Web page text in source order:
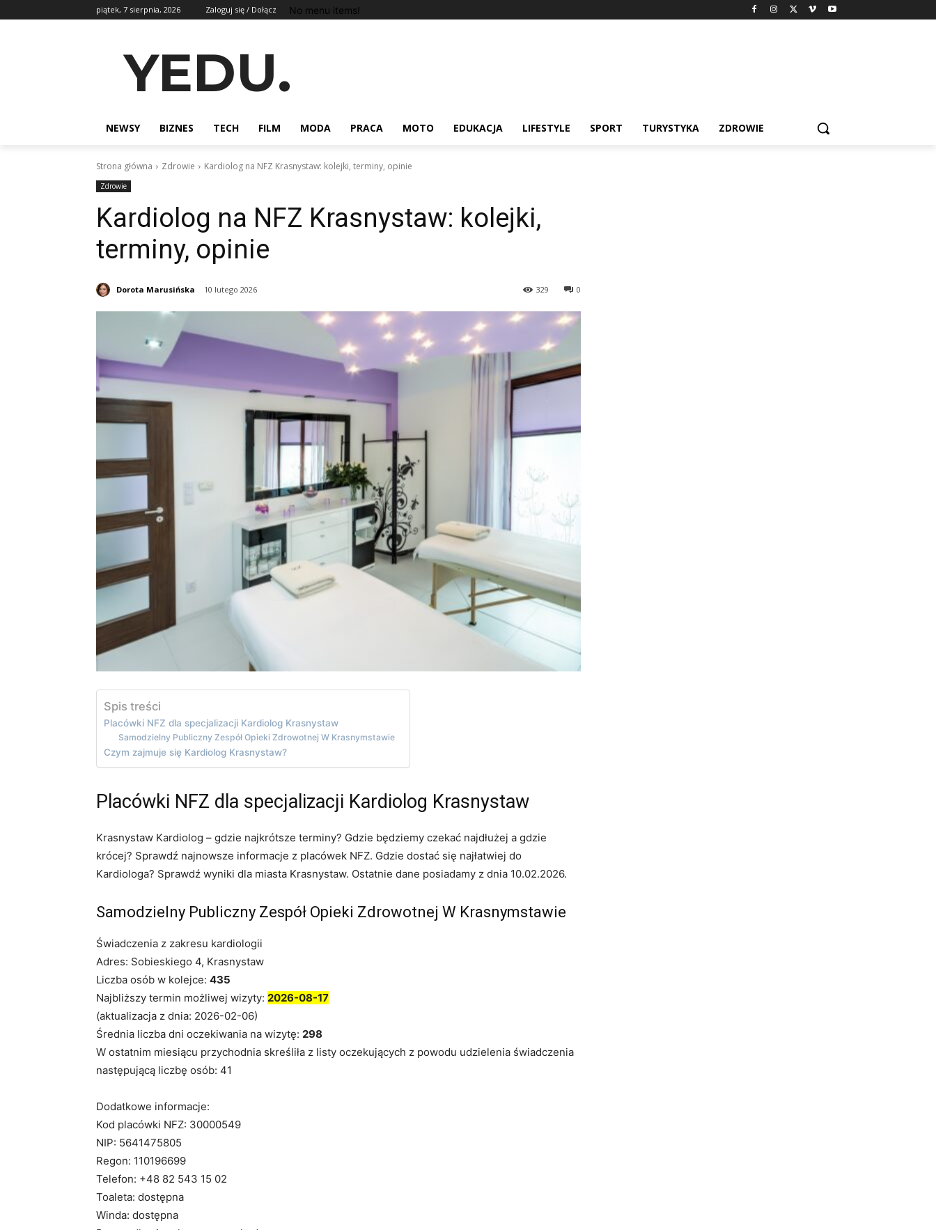
piątek, 7 sierpnia, 2026 Zaloguj się / Dołącz No menu items!
YEDU.
NEWSY BIZNES TECH FILM MODA PRACA MOTO EDUKACJA LIFESTYLE SPORT TURYSTYKA ZDROWIE
Strona główna Zdrowie Kardiolog na NFZ Krasnystaw: kolejki, terminy, opinie
Zdrowie
Kardiolog na NFZ Krasnystaw: kolejki,
terminy, opinie
Dorota Marusińska 10 lutego 2026 0
329
Spis treści
Placówki NFZ dla specjalizacji Kardiolog Krasnystaw
Samodzielny Publiczny Zespół Opieki Zdrowotnej W Krasnymstawie
Czym zajmuje się Kardiolog Krasnystaw?
Placówki NFZ dla specjalizacji Kardiolog Krasnystaw
Krasnystaw Kardiolog – gdzie najkrótsze terminy? Gdzie będziemy czekać najdłużej a gdzie
krócej? Sprawdź najnowsze informacje z placówek NFZ. Gdzie dostać się najłatwiej do
Kardiologa? Sprawdź wyniki dla miasta Krasnystaw. Ostatnie dane posiadamy z dnia 10.02.2026.
Samodzielny Publiczny Zespół Opieki Zdrowotnej W Krasnymstawie
Świadczenia z zakresu kardiologii
Adres: Sobieskiego 4, Krasnystaw
Liczba osób w kolejce: 435
Najbliższy termin możliwej wizyty: 2026-08-17
(aktualizacja z dnia: 2026-02-06)
Średnia liczba dni oczekiwania na wizytę: 298
W ostatnim miesiącu przychodnia skreśliła z listy oczekujących z powodu udzielenia świadczenia
następującą liczbę osób: 41
Dodatkowe informacje:
Kod placówki NFZ: 30000549
NIP: 5641475805
Regon: 110196699
Telefon: +48 82 543 15 02
Toaleta: dostępna
Winda: dostępna